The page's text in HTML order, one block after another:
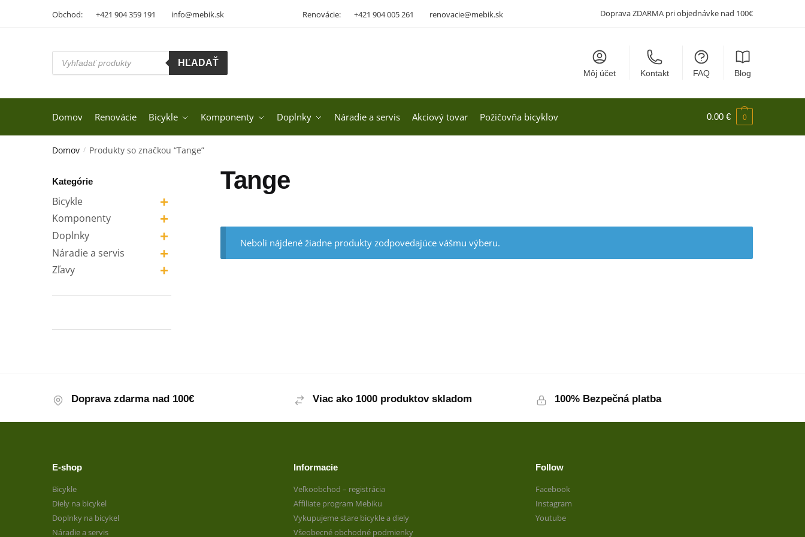
Obchod: +421 904 359 191 info@mebik.sk Renovácie: +421 904 005 261 renovacie@mebik.sk Doprava ZDARMA pri objednávke nad 100€
Products
search
HĽADAŤ
Môj účet Kontakt FAQ Blog
Domov Renovácie Bicykle Komponenty Doplnky Náradie a servis Akciový tovar Požičovňa bicyklov 0.00 € 0
Domov / Produkty so značkou “Tange”
Tange
Neboli nájdené žiadne produkty zodpovedajúce vášmu výberu.
Kategórie
+
Bicykle
+
Komponenty
+
Doplnky
+
Náradie a servis
+
Zľavy
Doprava zdarma nad 100€ Viac ako 1000 produktov skladom 100% Bezpečná platba
E-shop
Bicykle
Diely na bicykel
Doplnky na bicykel
Náradie a servis
Informacie
Veľkoobchod – registrácia
Affiliate program Mebiku
Vykupujeme stare bicykle a diely
Všeobecné obchodné podmienky
Follow
Facebook
Instagram
Youtube